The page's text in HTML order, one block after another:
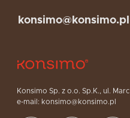
Konsimo Sp. z o.o. Sp.K., ul.
e-mail: konsimo@konsimo.pl
konsimo@konsimo.pl